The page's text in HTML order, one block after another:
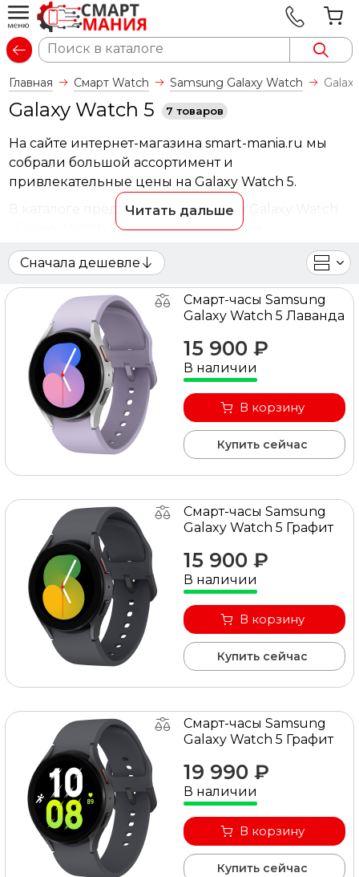
Главная Смарт Watch Samsung Galaxy Watch
Galaxy Watch 5 7 товаров
На сайте интернет-магазина smart-mania.ru мы
собрали большой ассортимент и
привлекательные цены на Galaxy Watch 5.
В каталоге представлены Samsung Galaxy Watch
- Galaxy Watch 5 от ведущих мировых
производителей. Вы можете ознакомиться с
фотографиями, описанием товаров, отзывами
покупателей, техническими характеристиками, а
также сравнить понравившиеся модели и
выбрать лучшую стоимость.
Для того чтобы купить Galaxy Watch 5, достаточно
оформить заявку на сайте или связаться с
консультантом в режиме on-line.
Читать дальше
Сначала дешевле
Смарт-часы Samsung
Galaxy Watch 5 Лаванда
15 900 ₽
В наличии
В корзину
Купить сейчас
Смарт-часы Samsung
Galaxy Watch 5 Графит
15 900 ₽
В наличии
В корзину
Купить сейчас
Смарт-часы Samsung
Galaxy Watch 5 Графит
19 990 ₽
В наличии
В корзину
Купить сейчас